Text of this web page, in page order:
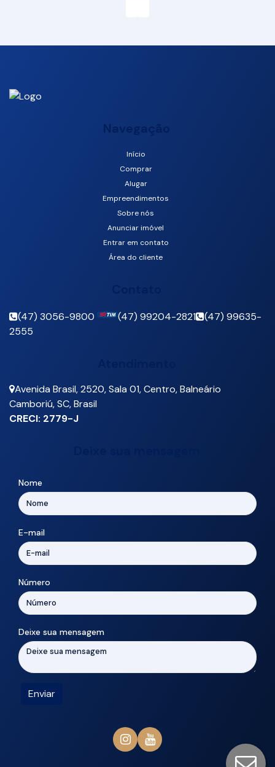
Praia Brava, Itajaí, Santa Catarina, Brasil
Navegação
Início
Comprar
Alugar
Empreendimentos
Sobre nós
Anunciar imóvel
Entrar em contato
Área do cliente
(47) 3056-9800 (47) 99204-2821
(47) 99635-
2555
Avenida Brasil,2520,Sala 01,Centro,Balneário
Camboriú,SC,Brasil
CRECI: 2779-J
Nome
E-mail
Número
Deixe sua mensagem